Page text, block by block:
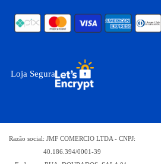
Loja Segura
Razão social: JMF COMERCIO LTDA - CNPJ:
40.186.394/0001-39